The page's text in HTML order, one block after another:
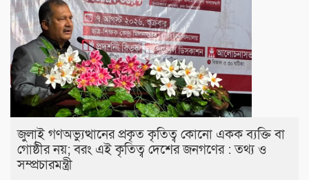
জুলাই গণঅভ্যুত্থানের প্রকৃত কৃতিত্ব কোনো একক ব্যক্তি বা
গোষ্ঠীর নয়; বরং এই কৃতিত্ব দেশের জনগণের : তথ্য ও
সম্প্রচারমন্ত্রী